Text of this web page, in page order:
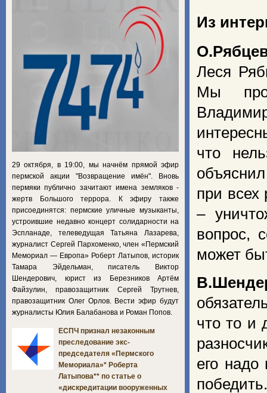
Из
Леся
Мы
что
при всех
–
вопрос,
может
что то и
его надо
29 октября, в 19:00, мы начнём прямой эфир
пермской акции "Возвращение имён". Вновь
пермяки публично зачитают имена земляков -
жертв Большого террора. К эфиру также
присоединятся: пермские уличные музыканты,
устроившие недавно концерт солидарности на
Эспланаде, телеведущая Татьяна Лазарева,
журналист Сергей Пархоменко, член «Пермский
Мемориал — Европа» Роберт Латыпов, историк
Тамара Эйдельман, писатель Виктор
Шендерович, юрист из Березников Артём
Файзулин, правозащитник Сергей Трутнев,
правозащитник Олег Орлов. Вести эфир будут
журналисты Юлия Балабанова и Роман Попов.
ЕСПЧ признал незаконным
преследование экс-
председателя «Пермского
Мемориала»* Роберта
Латыпова** по статье о
«дискредитации вооруженных